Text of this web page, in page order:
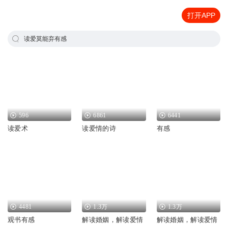
打开APP
读爱莫能弃有感
596
读爱术
6861
读爱情的诗
6441
有感
4481
观书有感
1.3万
解读婚姻，解读爱情
1.3万
解读婚姻，解读爱情